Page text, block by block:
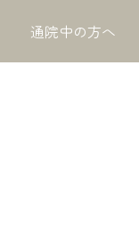
通院中の方へ